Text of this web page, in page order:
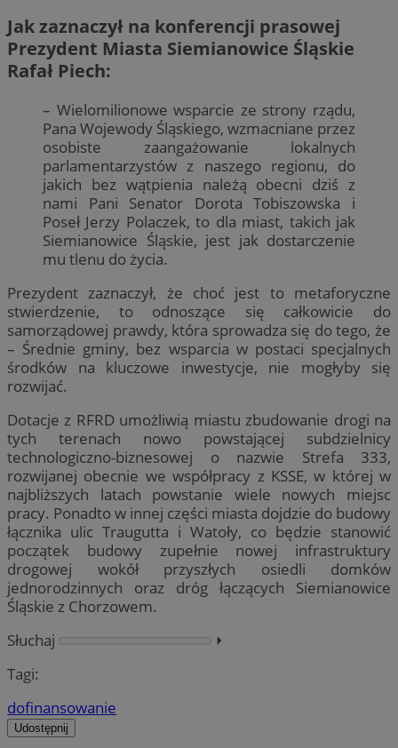
Jak zaznaczył na konferencji prasowej
Prezydent Miasta Siemianowice Śląskie
Rafał Piech:
– Wielomilionowe wsparcie ze strony rządu,
Pana Wojewody Śląskiego, wzmacniane przez
osobiste zaangażowanie lokalnych
parlamentarzystów z naszego regionu, do
jakich bez wątpienia należą obecni dziś z
nami Pani Senator Dorota Tobiszowska i
Poseł Jerzy Polaczek, to dla miast, takich jak
Siemianowice Śląskie, jest jak dostarczenie
mu tlenu do życia.
Prezydent zaznaczył, że choć jest to metaforyczne
stwierdzenie, to odnoszące się całkowicie do
samorządowej prawdy, która sprowadza się do tego, że
– Średnie gminy, bez wsparcia w postaci specjalnych
środków na kluczowe inwestycje, nie mogłyby się
rozwijać.
Dotacje z RFRD umożliwią miastu zbudowanie drogi na
tych terenach nowo powstającej subdzielnicy
technologiczno-biznesowej o nazwie Strefa 333,
rozwijanej obecnie we współpracy z KSSE, w której w
najbliższych latach powstanie wiele nowych miejsc
pracy. Ponadto w innej części miasta dojdzie do budowy
łącznika ulic Traugutta i Watoły, co będzie stanowić
początek budowy zupełnie nowej infrastruktury
drogowej wokół przyszłych osiedli domków
jednorodzinnych oraz dróg łączących Siemianowice
Śląskie z Chorzowem.
Słuchaj
⏵︎
Tagi:
dofinansowanie
Udostępnij